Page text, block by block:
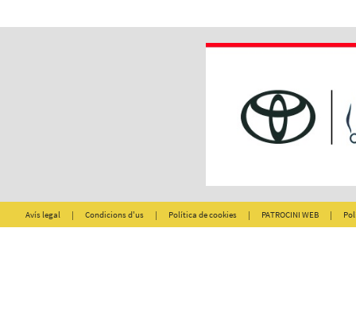
Avís legal | Condicions d'us | Política de cookies | PATROCINI WEB |